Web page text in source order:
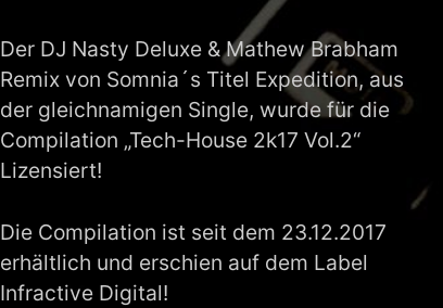
Der DJ Nasty Deluxe & Mathew Brabham
Remix von Somnia´s Titel Expedition, aus
der gleichnamigen Single, wurde für die
Compilation „Tech-House 2k17 Vol.2“
Lizensiert!
Die Compilation ist seit dem 23.12.2017
erhältlich und erschien auf dem Label
Infractive Digital!